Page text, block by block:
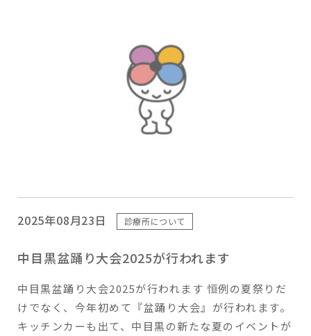
2025年08月23日 診療所について
中目黒盆踊り大会2025が行われます
中目黒盆踊り大会2025が行われます 恒例の夏祭りだ
けでなく、今年初めて『盆踊り大会』が行われます。
キッチンカーも出て、中目黒の新たな夏のイベントが